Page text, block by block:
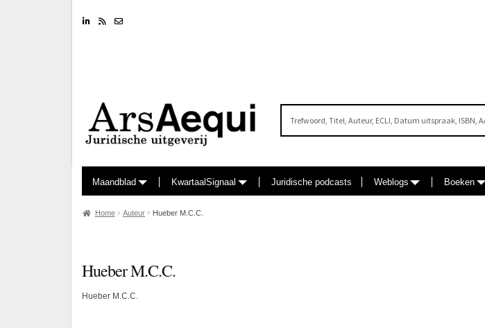
LinkedinRSS feed
Maandblad KwartaalSignaal Juridische podcasts Weblogs Boeken
Home Auteur Hueber M.C.C.
Hueber M.C.C.
Hueber M.C.C.